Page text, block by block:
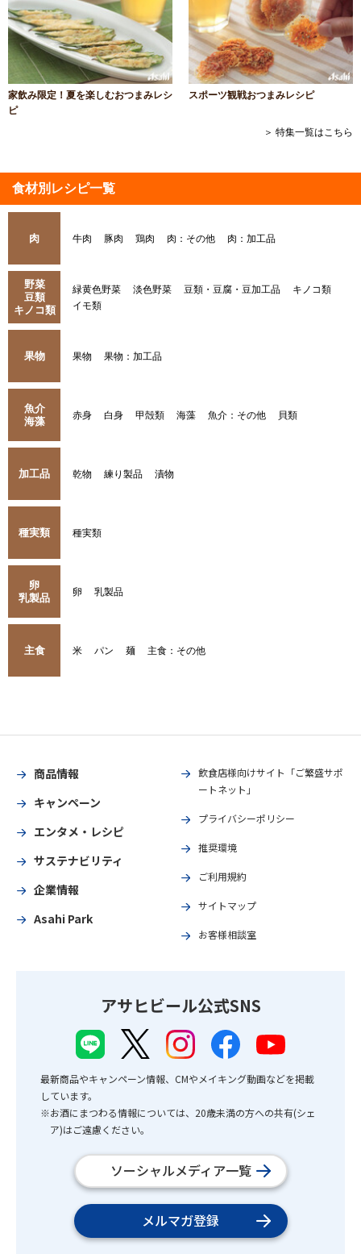
家飲み限定！夏を楽しむおつまみレシ
ピ
スポーツ観戦おつまみレシピ
＞ 特集一覧はこちら
食材別レシピ一覧
肉 牛肉 豚肉 鶏肉 肉：その他 肉：加工品
野菜
豆類
キノコ類
緑黄色野菜 淡色野菜 豆類・豆腐・豆加工品
キノコ類
イモ類
果物 果物 果物：加工品
魚介
海藻
赤身 白身 甲殻類 海藻 魚介：その他 貝類
加工品 乾物 練り製品 漬物
種実類 種実類
卵
乳製品
卵 乳製品
主食 米 パン 麺 主食：その他
商品情報
キャンペーン
エンタメ・レシピ
サステナビリティ
企業情報
Asahi Park
飲食店様向けサイト「ご繁盛サポ
ートネット」
プライバシーポリシー
推奨環境
ご利用規約
サイトマップ
お客様相談室
アサヒビール公式SNS
最新商品やキャンペーン情報、CMやメイキング動画などを掲載
しています。
※お酒にまつわる情報については、20歳未満の方への共有(シェ
ア)はご遠慮ください。
ソーシャルメディア一覧
メルマガ登録